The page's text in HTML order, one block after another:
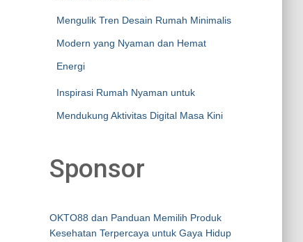
Mengulik Tren Desain Rumah Minimalis
Modern yang Nyaman dan Hemat
Energi
Inspirasi Rumah Nyaman untuk
Mendukung Aktivitas Digital Masa Kini
Sponsor
OKTO88 dan Panduan Memilih Produk
Kesehatan Terpercaya untuk Gaya Hidup